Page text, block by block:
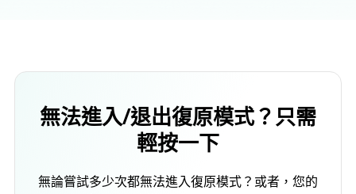
無法進入/退出復原模式？只需
輕按一下
無論嘗試多少次都無法進入復原模式？或者，您的